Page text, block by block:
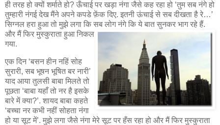
ही तरह हो क्यों शर्माते हो? ऊँचाई पर खड़ा नंगा जैसे कह रहा हो ‘तुम सब नंगे हो
तुम्हारी नंगई देख मैंने अपने कपडे फ़ेंक दिए. इतनी ऊंचाई से सब दीखता है रे…’
सिग्नल हरा हुआ तो मुझे लगा कि सब लोग नंगे कि ये बात सुनकर भाग रहे हैं.
और मैं फिर मुस्कुराता हुआनिकल
गया.
एक दिन ‘बसन हीन नहिं सोह
सुरारी, सब भूषन भूषित बर नारी’
याद आया तुलसी बाबा मिलते तो
पूछता ‘बाबा यहाँ तो नर है इसके
बारे में क्या?’. शायद बाबा कहते
‘बच्चा नर कभी नहीं सोहता नंगा
हो या सूट में’. मुझे लगा जैसे नंगा मेरे सूट पर हँस रहा हो और मैं फिर मुस्कुराता